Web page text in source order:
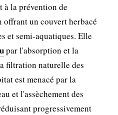
à la prévention de
offrant un couvert herbacé
et semi-aquatiques. Elle
par l'absorption et la
filtration naturelle des
est menacé par la
et l'assèchement des
progressivement